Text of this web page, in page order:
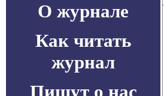
О журнале
Как читать
журнал
Пишут о нас